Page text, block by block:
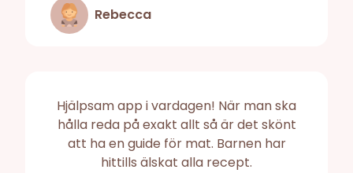
Rebecca
Hjälpsam app i vardagen! När man ska
hålla reda på exakt allt så är det skönt
att ha en guide för mat. Barnen har
hittills älskat alla recept.